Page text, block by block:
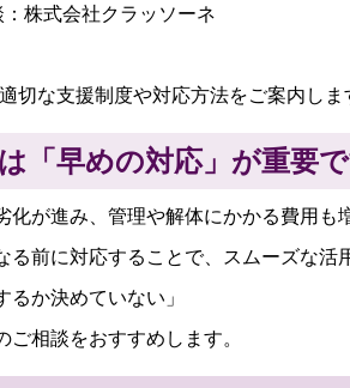
株式会社クラッソーネ
切な支援制度や対応方法をご案内しま
「早めの対応」が重要
が進み、管理や解体にかかる費用も
前に対応することで、スムーズな活
るか決めていない」
相談をおすすめします。